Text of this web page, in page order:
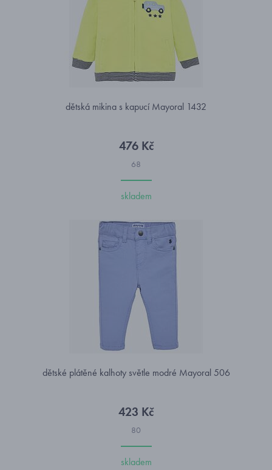
dětská mikina s kapucí Mayoral 1432
476 Kč
68
skladem
dětské plátěné kalhoty světle modré Mayoral 506
423 Kč
80
skladem